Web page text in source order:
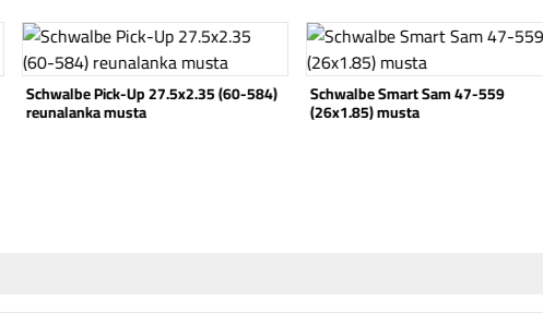
Katso tuote
Schwalbe Smart Sam 47-559
(26x1.85) musta
Katso tuote
Schwalbe Delta Cruiser Plus 28"/622